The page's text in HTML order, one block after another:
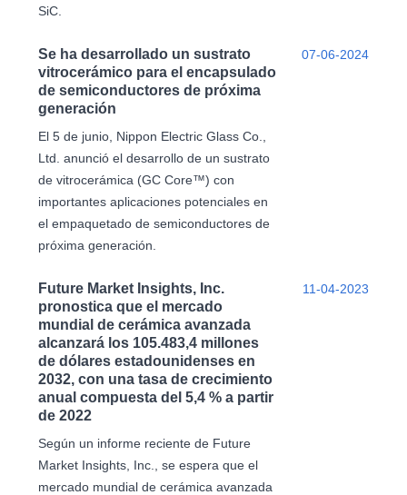
SiC.
Se ha desarrollado un sustrato
vitrocerámico para el encapsulado
de semiconductores de próxima
generación
El 5 de junio, Nippon Electric Glass Co.,
Ltd. anunció el desarrollo de un sustrato
de vitrocerámica (GC Core™) con
importantes aplicaciones potenciales en
el empaquetado de semiconductores de
próxima generación.
07-06-2024
Future Market Insights, Inc.
pronostica que el mercado
mundial de cerámica avanzada
alcanzará los 105.483,4 millones
de dólares estadounidenses en
2032, con una tasa de crecimiento
anual compuesta del 5,4 % a partir
de 2022
Según un informe reciente de Future
Market Insights, Inc., se espera que el
mercado mundial de cerámica avanzada
11-04-2023